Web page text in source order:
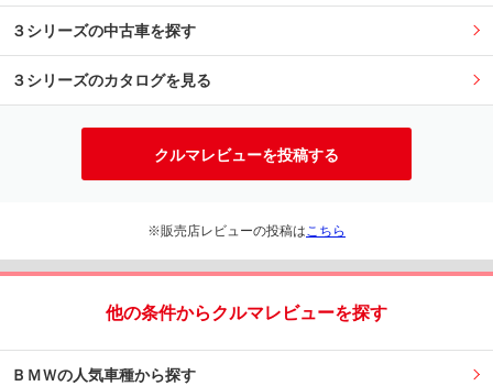
３シリーズの中古車を探す
３シリーズのカタログを見る
クルマレビューを投稿する
※販売店レビューの投稿はこちら
他の条件からクルマレビューを探す
ＢＭＷの人気車種から探す